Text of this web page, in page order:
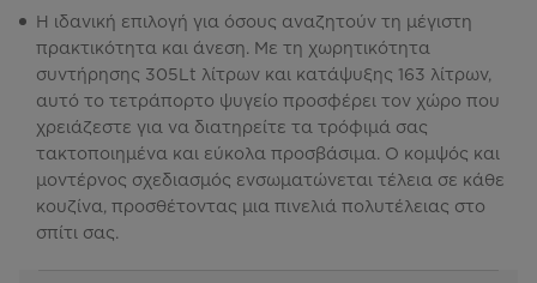
Η ιδανική επιλογή για όσους αναζητούν τη μέγιστη
πρακτικότητα και άνεση. Με τη χωρητικότητα
συντήρησης 305Lt λίτρων και κατάψυξης 163 λίτρων,
αυτό το τετράπορτο ψυγείο προσφέρει τον χώρο που
χρειάζεστε για να διατηρείτε τα τρόφιμά σας
τακτοποιημένα και εύκολα προσβάσιμα. Ο κομψός και
μοντέρνος σχεδιασμός ενσωματώνεται τέλεια σε κάθε
κουζίνα, προσθέτοντας μια πινελιά πολυτέλειας στο
σπίτι σας.